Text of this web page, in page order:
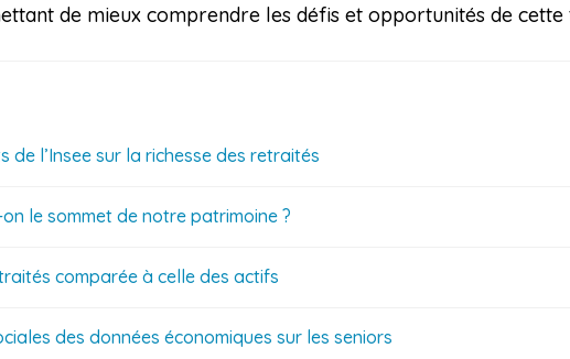
de mieux comprendre les défis et opportunités de cette
de l’Insee sur la richesse des retraités
le sommet de notre patrimoine ?
comparée à celle des actifs
des données économiques sur les seniors